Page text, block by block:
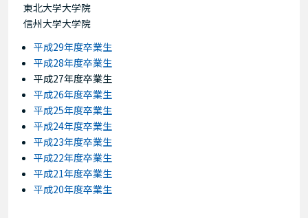
東北大学大学院
信州大学大学院
平成29年度卒業生
平成28年度卒業生
平成27年度卒業生
平成26年度卒業生
平成25年度卒業生
平成24年度卒業生
平成23年度卒業生
平成22年度卒業生
平成21年度卒業生
平成20年度卒業生